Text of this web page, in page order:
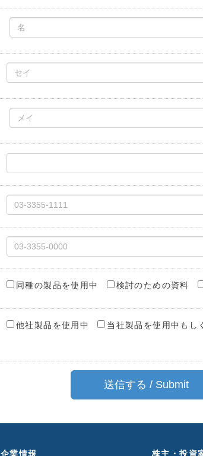
同種の製品を使用中 検討のための資料
他社製品を使用中 当社製品を使用中もし
企業情報 株主・投資